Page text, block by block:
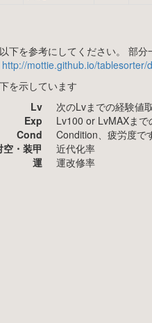
下を参考にしてください。 部
http://mottie.github.io/
を示しています
Lv
次のLvまでの経験値
Exp
Lv100 or LvMAXま
Cond
Condition、疲労度で
・装甲
近代化率
運
運改修率